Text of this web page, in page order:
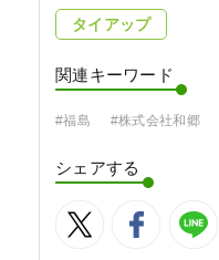
タイアップ
関連キーワード
#福島 #株式会社和郷
シェアする